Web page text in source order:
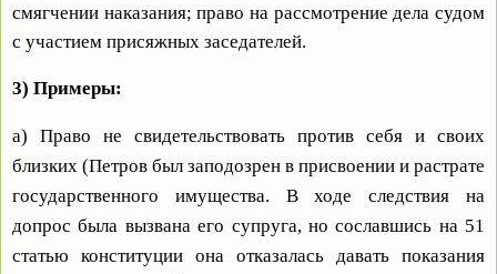
смягчении наказания; право на рассмотрение дела судом
с участием присяжных заседателей.
3) Примеры:
а) Право не свидетельствовать против себя и своих
близких (Петров был заподозрен в присвоении и растрате
государственного имущества. В ходе следствия на
допрос была вызвана его супруга, но сославшись на 51
статью конституции она отказалась давать показания